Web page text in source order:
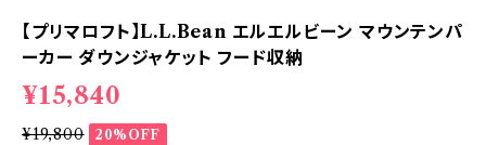
【プリマロフト】L.L.Bean エルエルビーン マウンテンパ
ーカー ダウンジャケット フード収納
¥15,840
¥19,800 20%OFF